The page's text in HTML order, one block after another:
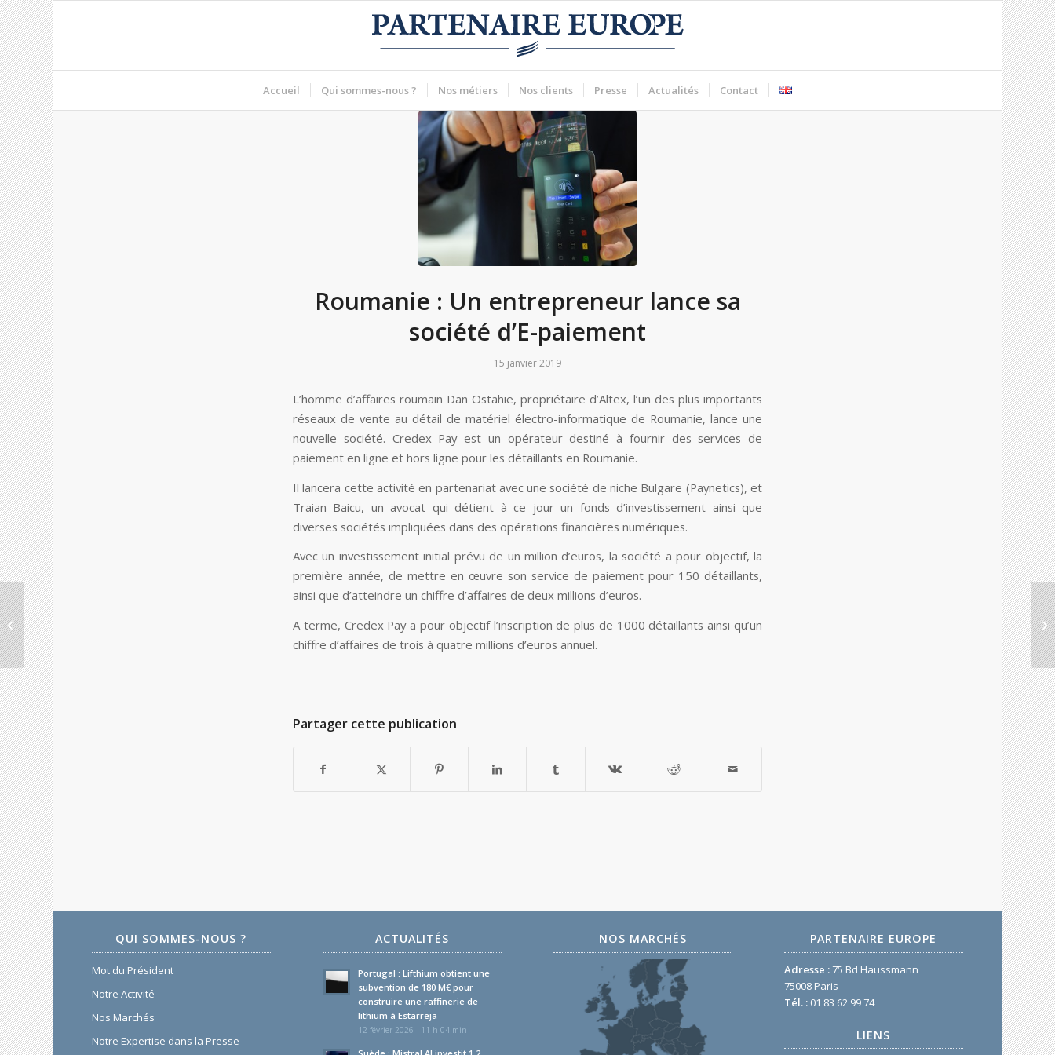
Accueil Qui sommes-nous ? Nos métiers Nos clients Presse Actualités Contact
Roumanie : Un entrepreneur lance sa
société d’E-paiement
15 janvier 2019
L’homme d’affaires roumain Dan Ostahie, propriétaire d’Altex, l’un des plus importants
réseaux de vente au détail de matériel électro-informatique de Roumanie, lance une
nouvelle société. Credex Pay est un opérateur destiné à fournir des services de
paiement en ligne et hors ligne pour les détaillants en Roumanie.
Il lancera cette activité en partenariat avec une société de niche Bulgare (Paynetics), et
Traian Baicu, un avocat qui détient à ce jour un fonds d’investissement ainsi que
diverses sociétés impliquées dans des opérations financières numériques.
Avec un investissement initial prévu de un million d’euros, la société a pour objectif, la
première année, de mettre en œuvre son service de paiement pour 150 détaillants,
ainsi que d’atteindre un chiffre d’affaires de deux millions d’euros.
A terme, Credex Pay a pour objectif l’inscription de plus de 1000 détaillants ainsi qu’un
chiffre d’affaires de trois à quatre millions d’euros annuel.
Partager cette publication
QUI SOMMES-NOUS ?
Mot du Président
Notre Activité
Nos Marchés
Notre Expertise dans la Presse
ACTUALITÉS
Portugal : Lifthium obtient une
subvention de 180 M€ pour
construire une raffinerie de
lithium à Estarreja
12 février 2026 - 11 h 04 min
NOS MARCHÉS PARTENAIRE EUROPE
Adresse :75 Bd Haussmann
75008 Paris
Tél. : 01 83 62 99 74
LIENS
Allemagne : La société
slovaque Nafta achète
des réservoirs de gaz